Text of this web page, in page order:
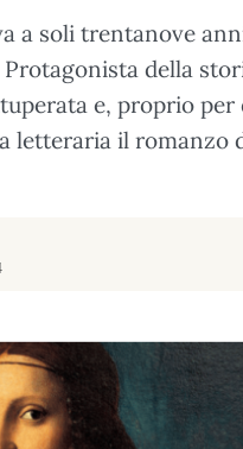
a soli trentanove
Protagonista della
e, proprio per
letteraria il romanzo